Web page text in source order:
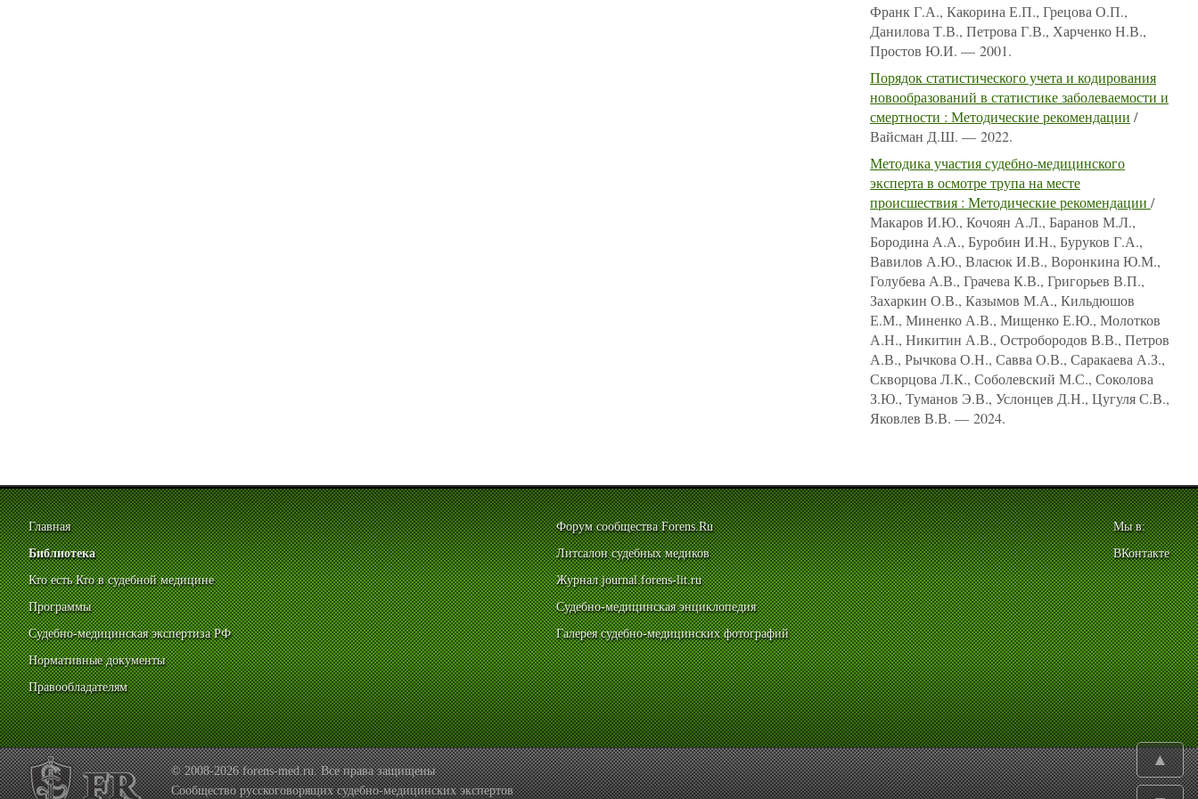
Франк Г.А., Какорина Е.П., Грецова О.П.,
Данилова Т.В., Петрова Г.В., Харченко Н.В.,
Простов Ю.И. — 2001.
Порядок статистического учета и кодирования
новообразований в статистике заболеваемости и
смертности : Методические рекомендации /
Вайсман Д.Ш. — 2022.
Методика участия судебно-медицинского
эксперта в осмотре трупа на месте
происшествия : Методические рекомендации /
Макаров И.Ю., Кочоян А.Л., Баранов М.Л.,
Бородина А.А., Буробин И.Н., Буруков Г.А.,
Вавилов А.Ю., Власюк И.В., Воронкина Ю.М.,
Голубева А.В., Грачева К.В., Григорьев В.П.,
Захаркин О.В., Казымов М.А., Кильдюшов
Е.М., Миненко А.В., Мищенко Е.Ю., Молотков
А.Н., Никитин А.В., Остробородов В.В., Петров
А.В., Рычкова О.Н., Савва О.В., Саракаева А.З.,
Скворцова Л.К., Соболевский М.С., Соколова
З.Ю., Туманов Э.В., Услонцев Д.Н., Цугуля С.В.,
Яковлев В.В. — 2024.
Главная
Библиотека
Кто есть Кто в судебной медицине
Программы
Судебно-медицинская экспертиза РФ
Нормативные документы
Правообладателям
Форум сообщества Forens.Ru
Литсалон судебных медиков
Журнал journal.forens-lit.ru
Судебно-медицинская энциклопедия
Галерея судебно-медицинских фотографий
Мы в:
ВКонтакте
© 2008-2026 forens-med.ru. Все права защищены
Сообщество русскоговорящих судебно-медицинских экспертов
▲